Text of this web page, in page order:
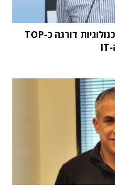
מחקר STKI השנתי: וואן טכנולוגיות דורגה כ-TOP